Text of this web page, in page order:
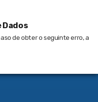
Dados
de obter o seguinte erro, a